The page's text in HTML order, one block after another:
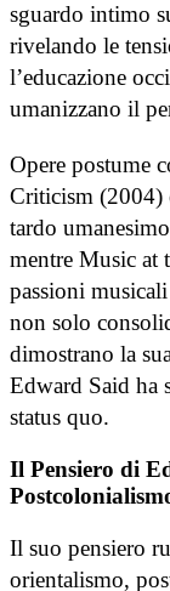
sguardo intimo
rivelando le
l’educazione
umanizzano il
Opere postume
Criticism (2004)
tardo
mentre Music at
passioni
non solo
dimostrano la
Edward Said ha
status quo.
Il Pensiero di
Il suo pensiero
orientalismo,